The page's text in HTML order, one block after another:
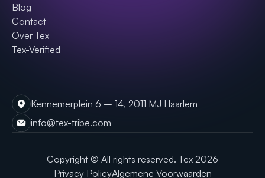
Blog
Contact
Over Tex
Tex-Verified
Kennemerplein 6 – 14, 2011 MJ Haarlem
info@tex-tribe.com
Copyright © All rights reserved. Tex 2026
Privacy PolicyAlgemene Voorwaarden